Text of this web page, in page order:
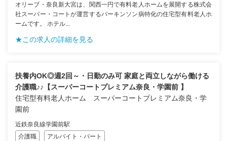
オリーブ・奈良新大宮は、関西一円で有料老人ホームを展開する株式会
社スーパー・コートが運営するパーキンソン病特化の住宅型有料老人ホ
ームです。 ホテル...
★この求人の詳細を見る
扶養内OK◎週2回～・日勤のみ可 家庭と両立しながら働ける
介護職♪♪【スーパーコートプレミアム奈良・学園前 】
住宅型有料老人ホーム スーパーコートプレミアム奈良・学
園前
近鉄奈良線学園前駅
介護職
アルバイト・パート